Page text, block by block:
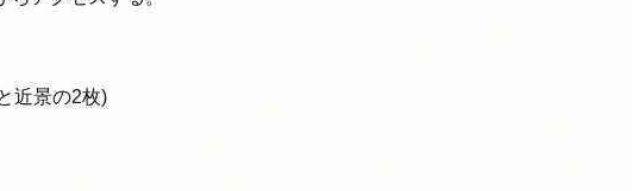
近景の2枚)